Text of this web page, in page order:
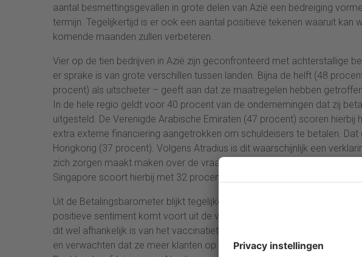
aantal besmettingsgevallen in grote delen van Azië een bedreiging
termijn. Tegelijkertijd is er ook een aantal positieve tekenen waaruit kan
komende maanden zullen verbeteren.
Vier op de tien bedrijven in Azië zijn geconfronteerd met achterstallige
er sprake is van grote verschillen tussen landen. Bijna de helft (48
procent) als uitschieter – geeft aan dat ze maatregelen hebben
In de hele regio geldt voor 40 procent van de ondernemingen dat zij
uitgesteld. De Verenigde Arabische Emiraten (47 procent) scoren
extra externe financiering aangetrokken om schuldeisers te betalen.
Hongkong (37 procent). Volgens Atradius is dit waarschijnlijk een
zich zorgen maakt maken over de vraag of ze in de komende maanden
Singapore scoort hierbij met 32 procent bovengemiddeld hoog.
Uit de Betalingsbarometer blijkt tegelijkertijd dat het
positieve sentiment komt voort uit de verwachting dat een
dit wel afhankelijk is van het vaccinatietempo in afzonderlijke landen.
en verwachten dat ze meer klanten op den duur weer de mogelijkheid